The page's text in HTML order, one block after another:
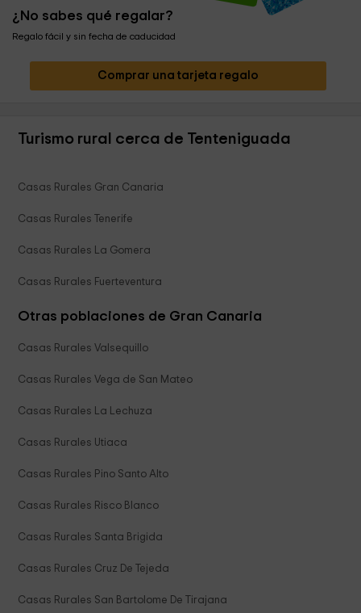
¿No sabes qué regalar?
Regalo fácil y sin fecha de caducidad
Comprar una tarjeta regalo
Turismo rural cerca de Tenteniguada
Casas Rurales Gran Canaria
Casas Rurales Tenerife
Casas Rurales La Gomera
Casas Rurales Fuerteventura
Otras poblaciones de Gran Canaria
Casas Rurales Valsequillo
Casas Rurales Vega de San Mateo
Casas Rurales La Lechuza
Casas Rurales Utiaca
Casas Rurales Pino Santo Alto
Casas Rurales Risco Blanco
Casas Rurales Santa Brigida
Casas Rurales Cruz De Tejeda
Casas Rurales San Bartolome De Tirajana